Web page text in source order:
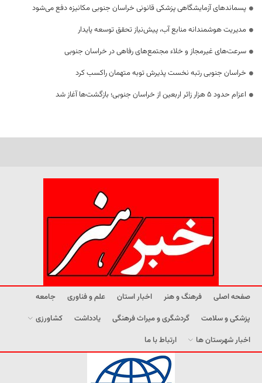
پسماندهای آزمایشگاهی پزشکی قانونی خراسان جنوبی مکانیزه دفع می‌شود
مدیریت هوشمندانه منابع آب، پیش‌نیاز تحقق توسعه پایدار
سرعت‌های غیرمجاز و خلاء مجتمع‌های رفاهی در خراسان جنوبی
خراسان جنوبی رتبه نخست پذیرش توبه متهمان راکسب کرد
اعزام حدود 5 هزار زائر اربعین از خراسان جنوبی؛ بازگشت‌ها آغاز شد
صفحه اصلی فرهنگ و هنر اخبار استان علم و فناوری
جامعه
پزشکی و سلامت
گردشگری و میراث فرهنگی یادداشت
کشاورزی
اخبار شهرستان ها
ارتباط با ما